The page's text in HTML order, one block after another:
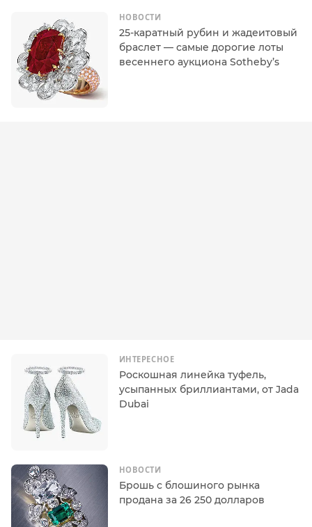
НОВОСТИ
25-каратный рубин и жадеитовый
браслет — самые дорогие лоты
весеннего аукциона Sotheby’s
ИНТЕРЕСНОЕ
Роскошная линейка туфель,
усыпанных бриллиантами, от Jada
Dubai
НОВОСТИ
Брошь с блошиного рынка
продана за 26 250 долларов